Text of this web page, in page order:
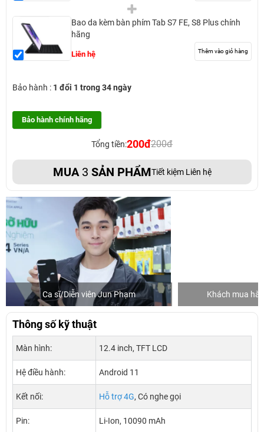
Bao da kèm bàn phím Tab S7 FE, S8 Plus chính
hãng
Liên hệ Thêm vào giỏ hàng
Bảo hành : 1 đổi 1 trong 34 ngày
Bảo hành chính hãng
Tổng tiền:200đ200đ
MUA 3 SẢN PHẨMTiết kiệm Liên hệ
Ca sĩ/Diễn viên Jun Phạm Khách mua
Thông số kỹ thuật
Màn hình: 12.4 inch, TFT LCD
Hệ điều hành: Android 11
Kết nối: Hỗ trợ 4G, Có nghe gọi
Pin: Li-Ion, 10090 mAh